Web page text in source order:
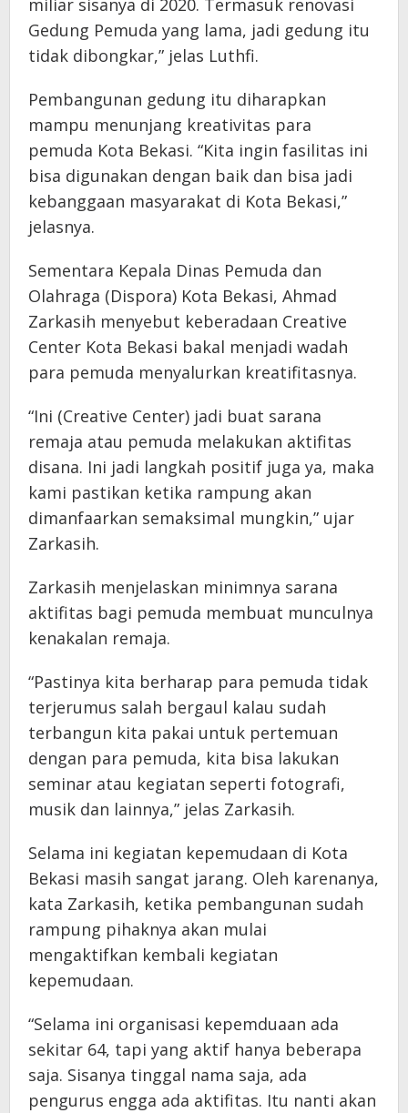
miliar sisanya di 2020. Termasuk renovasi
Gedung Pemuda yang lama, jadi gedung itu
tidak dibongkar,” jelas Luthfi.
Pembangunan gedung itu diharapkan
mampu menunjang kreativitas para
pemuda Kota Bekasi. “Kita ingin fasilitas ini
bisa digunakan dengan baik dan bisa jadi
kebanggaan masyarakat di Kota Bekasi,”
jelasnya.
Sementara Kepala Dinas Pemuda dan
Olahraga (Dispora) Kota Bekasi, Ahmad
Zarkasih menyebut keberadaan Creative
Center Kota Bekasi bakal menjadi wadah
para pemuda menyalurkan kreatifitasnya.
“Ini (Creative Center) jadi buat sarana
remaja atau pemuda melakukan aktifitas
disana. Ini jadi langkah positif juga ya, maka
kami pastikan ketika rampung akan
dimanfaarkan semaksimal mungkin,” ujar
Zarkasih.
Zarkasih menjelaskan minimnya sarana
aktifitas bagi pemuda membuat munculnya
kenakalan remaja.
“Pastinya kita berharap para pemuda tidak
terjerumus salah bergaul kalau sudah
terbangun kita pakai untuk pertemuan
dengan para pemuda, kita bisa lakukan
seminar atau kegiatan seperti fotografi,
musik dan lainnya,” jelas Zarkasih.
Selama ini kegiatan kepemudaan di Kota
Bekasi masih sangat jarang. Oleh karenanya,
kata Zarkasih, ketika pembangunan sudah
rampung pihaknya akan mulai
mengaktifkan kembali kegiatan
kepemudaan.
“Selama ini organisasi kepemduaan ada
sekitar 64, tapi yang aktif hanya beberapa
saja. Sisanya tinggal nama saja, ada
pengurus engga ada aktifitas. Itu nanti akan